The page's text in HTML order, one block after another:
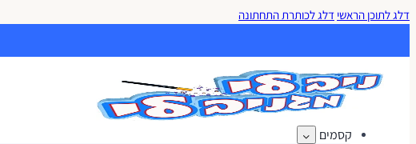
דלג לתוכן הראשי דלג לכותרת התחתונה
קסמים